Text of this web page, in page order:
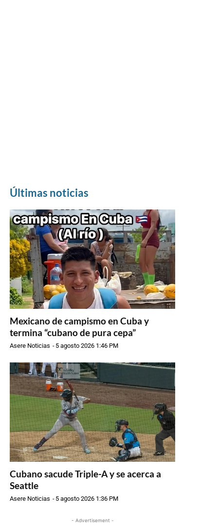
Últimas noticias
Mexicano de campismo en Cuba y
termina “cubano de pura cepa”
Asere Noticias - 5 agosto 2026 1:46 PM
Cubano sacude Triple-A y se acerca a
Seattle
Asere Noticias - 5 agosto 2026 1:36 PM
- Advertisement -